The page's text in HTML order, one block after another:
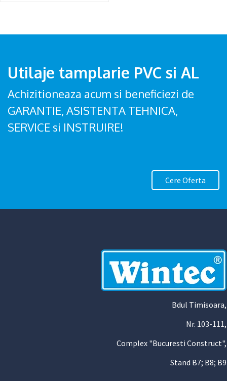
Utilaje tamplarie PVC si AL
Achizitioneaza acum si beneficiezi de
GARANTIE, ASISTENTA TEHNICA,
SERVICE si INSTRUIRE!
Cere Oferta
Bdul Timisoara,
Nr. 103-111,
Complex "Bucuresti Construct",
Stand B7; B8; B9